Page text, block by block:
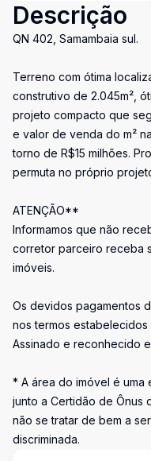
Descrição
QN 402, Samambaia sul.
Terreno com ótima
construtivo de 2.045m²,
projeto compacto que
e valor de venda do m²
torno de R$15 milhões.
permuta no próprio
ATENÇÃO**
Informamos que não
corretor parceiro receba
imóveis.
Os devidos pagamentos
nos termos
Assinado e reconhecido
* A área do imóvel é uma
junto a Certidão de Ônus
não se tratar de bem a
discriminada.